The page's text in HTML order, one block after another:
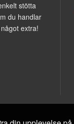
stötta
du handlar
extra!